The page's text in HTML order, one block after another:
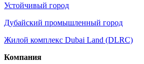
Устойчивый город
Дубайский промышленный город
Жилой комплекс Dubai Land (DLRC)
Компания